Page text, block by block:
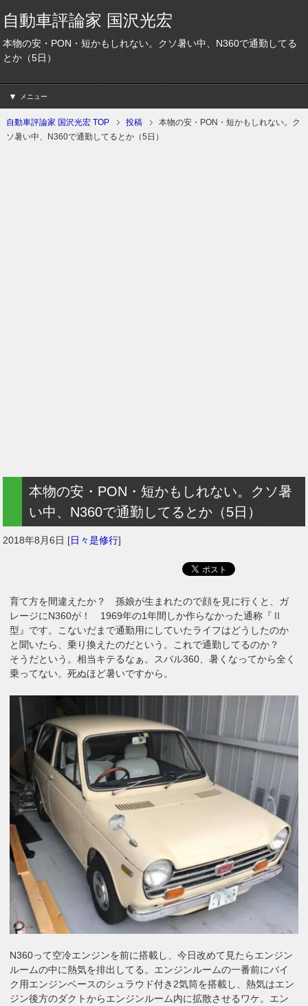
自動車評論家 国沢光宏
本物の安・PON・短かもしれない。クソ暑い中、N360で通勤してる
とか（5日）
メニュー
自動車評論家 国沢光宏 TOP 投稿
本物の安・PON・短かもしれない。ク
ソ暑い中、N360で通勤してるとか（5日）
本物の安・PON・短かもしれない。クソ暑
い中、N360で通勤してるとか（5日）
2018年8月6日 [日々是修行]
育て方を間違えたか？ 孫娘が生まれたので顔を見に行くと、ガ
レージにN360が！ 1969年の1年間しか作らなかった通称『Ⅱ
型』です。こないだまで通勤用にしていたライフはどうしたのか
と聞いたら、乗り換えたのだという。これで通勤してるのか？
そうだという。相当キテるなぁ。スバル360、暑くなってから全く
乗ってない。死ぬほど暑いですから。
N360って空冷エンジンを前に搭載し、今日改めて見たらエンジン
ルームの中に熱気を排出してる。エンジンルームの一番前にバイ
ク用エンジンベースのシュラウド付き2気筒を搭載し、熱気はエン
ジン後方のダクトからエンジンルーム内に拡散させるワケ。エン